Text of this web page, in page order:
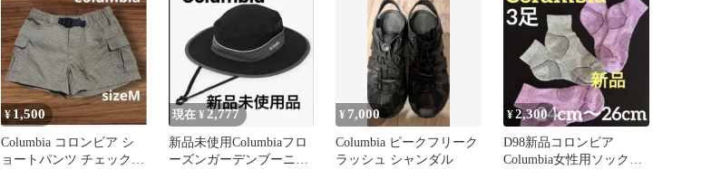
¥1,500
Columbia コロンビア シ
ョートパンツ チェック
現在 ¥2,777
新品未使用Columbiaフロ
ーズンガーデンブーニー
¥ 7,000
Columbia ピークフリーク
ラッシュ シャンダル
¥2,300
D98新品コロンビア
Columbia女性用ソックス